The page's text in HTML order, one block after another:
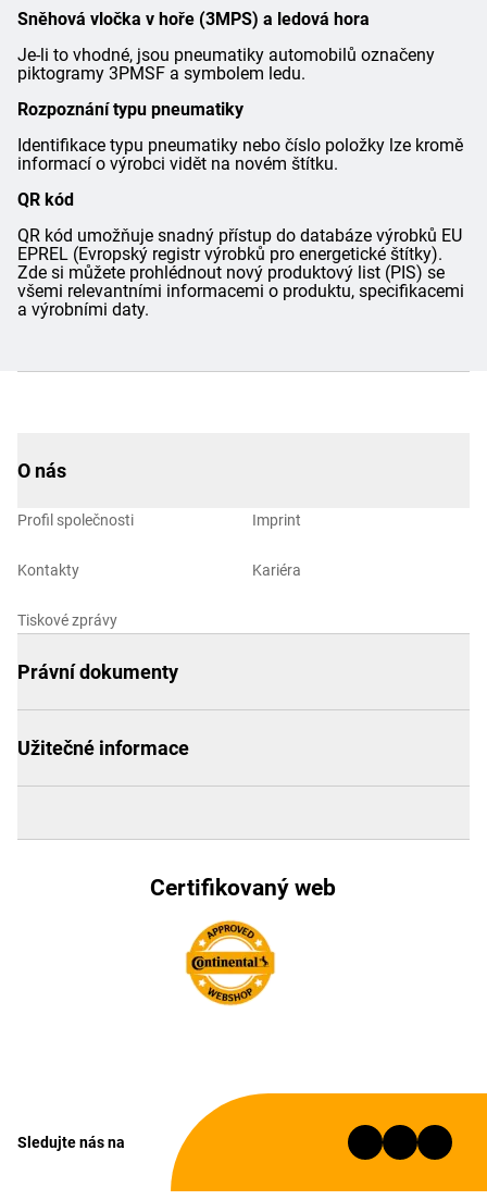
Sněhová vločka v hoře (3MPS) a ledová hora
Je-li to vhodné, jsou pneumatiky automobilů označeny
piktogramy 3PMSF a symbolem ledu.
Rozpoznání typu pneumatiky
Identifikace typu pneumatiky nebo číslo položky lze kromě
informací o výrobci vidět na novém štítku.
QR kód
QR kód umožňuje snadný přístup do databáze výrobků EU
EPREL (Evropský registr výrobků pro energetické štítky).
Zde si můžete prohlédnout nový produktový list (PIS) se
všemi relevantními informacemi o produktu, specifikacemi
a výrobními daty.
O nás
Profil společnosti
Kontakty
Tiskové zprávy
Imprint
Kariéra
Právní dokumenty
Užitečné informace
Certifikovaný web
Sledujte nás na